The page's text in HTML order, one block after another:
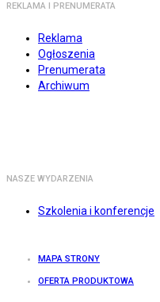
REKLAMA I PRENUMERATA
Reklama
Ogłoszenia
Prenumerata
Archiwum
NASZE WYDARZENIA
Szkolenia i konferencje
MAPA STRONY
OFERTA PRODUKTOWA